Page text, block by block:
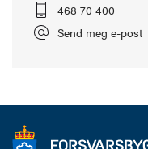
468 70 400
Send meg e-post